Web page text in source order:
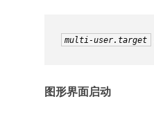
multi-user.target
图形界面启动